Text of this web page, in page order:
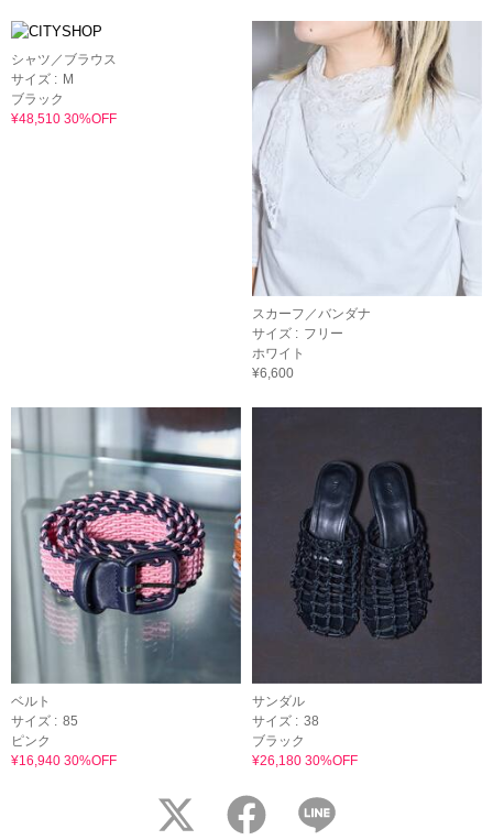
シャツ／ブラウス
サイズ : M
ブラック
¥48,510 30%OFF
スカーフ／バンダナ
サイズ : フリー
ホワイト
¥6,600
ベルト
サイズ : 85
ピンク
¥16,940 30%OFF
サンダル
サイズ : 38
ブラック
¥26,180 30%OFF
twitter facebook